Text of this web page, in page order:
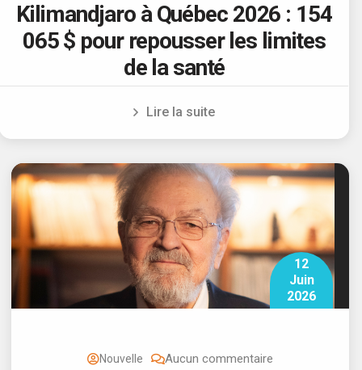
Kilimandjaro à Québec 2026 : 154
065 $ pour repousser les limites
de la santé
Lire la suite
12
Juin
2026
Nouvelle Aucun commentaire